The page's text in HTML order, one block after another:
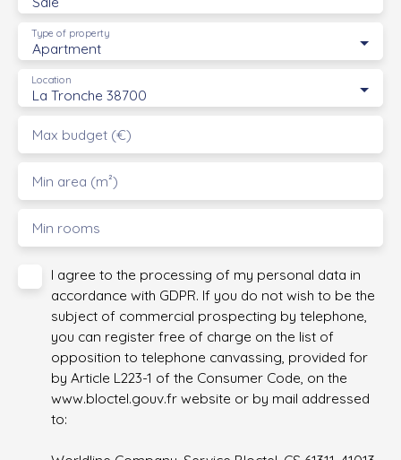
Apartment
Type of property
La Tronche 38700
Location
Max budget (€)
Min area (m²)
Min rooms
I agree to the processing of my personal data in
accordance with GDPR. If you do not wish to be the
subject of commercial prospecting by telephone,
you can register free of charge on the list of
opposition to telephone canvassing, provided for
by Article L223-1 of the Consumer Code, on the
www.bloctel.gouv.fr website or by mail addressed
to: